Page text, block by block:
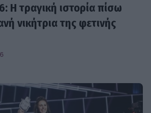
Η τραγική ιστορία πίσω
νικήτρια της φετινής